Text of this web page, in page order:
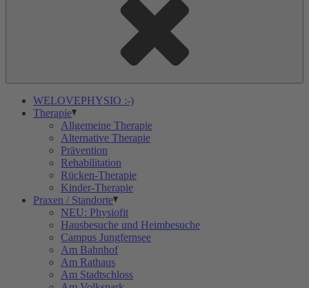
WELOVEPHYSIO :-)
Therapie
Allgemeine Therapie
Alternative Therapie
Prävention
Rehabilitation
Rücken-Therapie
Kinder-Therapie
Praxen / Standorte
NEU: Physiofit
Hausbesuche und Heimbesuche
Campus Jungfernsee
Am Bahnhof
Am Rathaus
Am Stadtschloss